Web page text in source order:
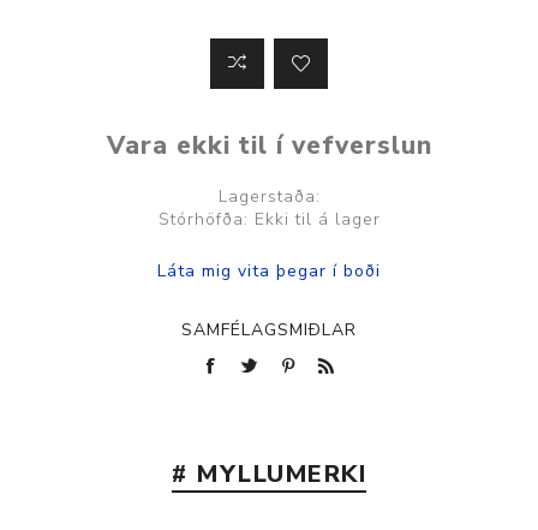
Vara ekki til í vefverslun
Lagerstaða:
Stórhöfða: Ekki til á lager
SAMFÉLAGSMIÐLAR
# MYLLUMERKI